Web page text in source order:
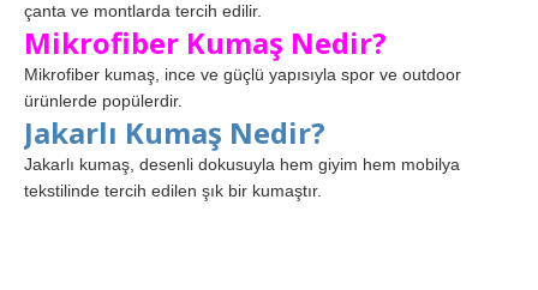
çanta ve montlarda tercih edilir.
Mikrofiber Kumaş Nedir?
Mikrofiber kumaş, ince ve güçlü yapısıyla spor ve outdoor
ürünlerde popülerdir.
Jakarlı Kumaş Nedir?
Jakarlı kumaş, desenli dokusuyla hem giyim hem mobilya
tekstilinde tercih edilen şık bir kumaştır.